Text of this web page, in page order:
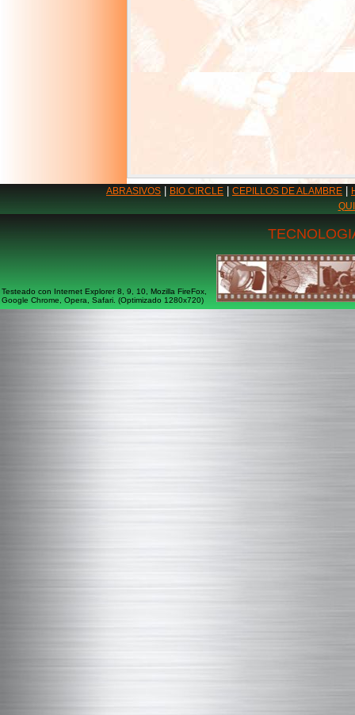
ABRASIVOS BIO CIRCLE CEPILLOS DE ALAMBRE
Testeado con Internet Explorer 8, 9, 10, Mozilla FireFox,
Google Chrome, Opera, Safari. (Optimizado 1280x720)